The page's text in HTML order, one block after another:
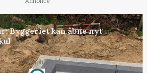
Byggeriet kan åbne nyt
Annonce